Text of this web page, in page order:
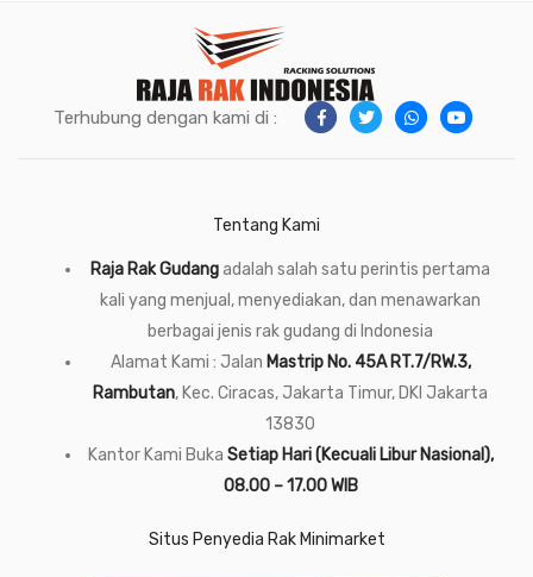
Terhubung dengan kami di :
Tentang Kami
Raja Rak Gudangadalah salah satu perintis pertama
kali yang menjual, menyediakan, dan menawarkan
berbagai jenis rak gudang di Indonesia
Alamat Kami : Jalan Mastrip No. 45A RT.7/RW.3,
Rambutan, Kec. Ciracas, Jakarta Timur, DKI Jakarta
13830
Kantor Kami Buka Setiap Hari (Kecuali Libur Nasional),
08.00 – 17.00 WIB
Situs Penyedia Rak Minimarket